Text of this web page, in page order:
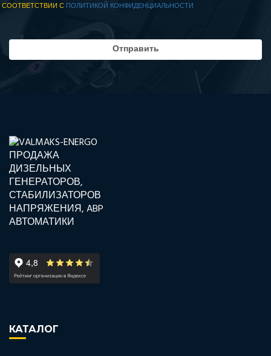
СООТВЕТСТВИИ С ПОЛИТИКОЙ КОНФИДЕНЦИАЛЬНОСТИ
КАТАЛОГ